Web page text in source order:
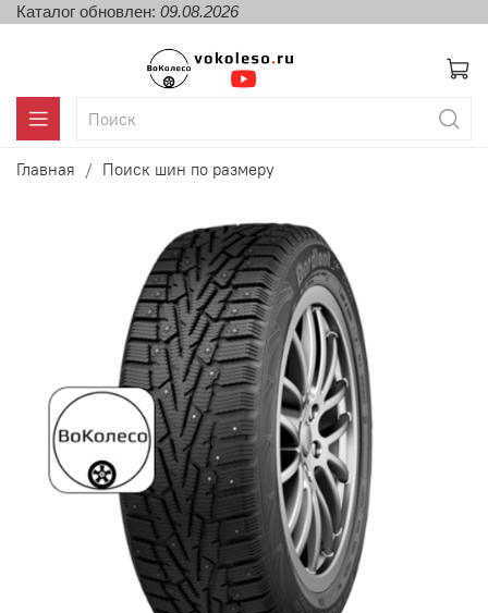
Каталог обновлен: 09.08.2026
Главная Поиск шин по размеру